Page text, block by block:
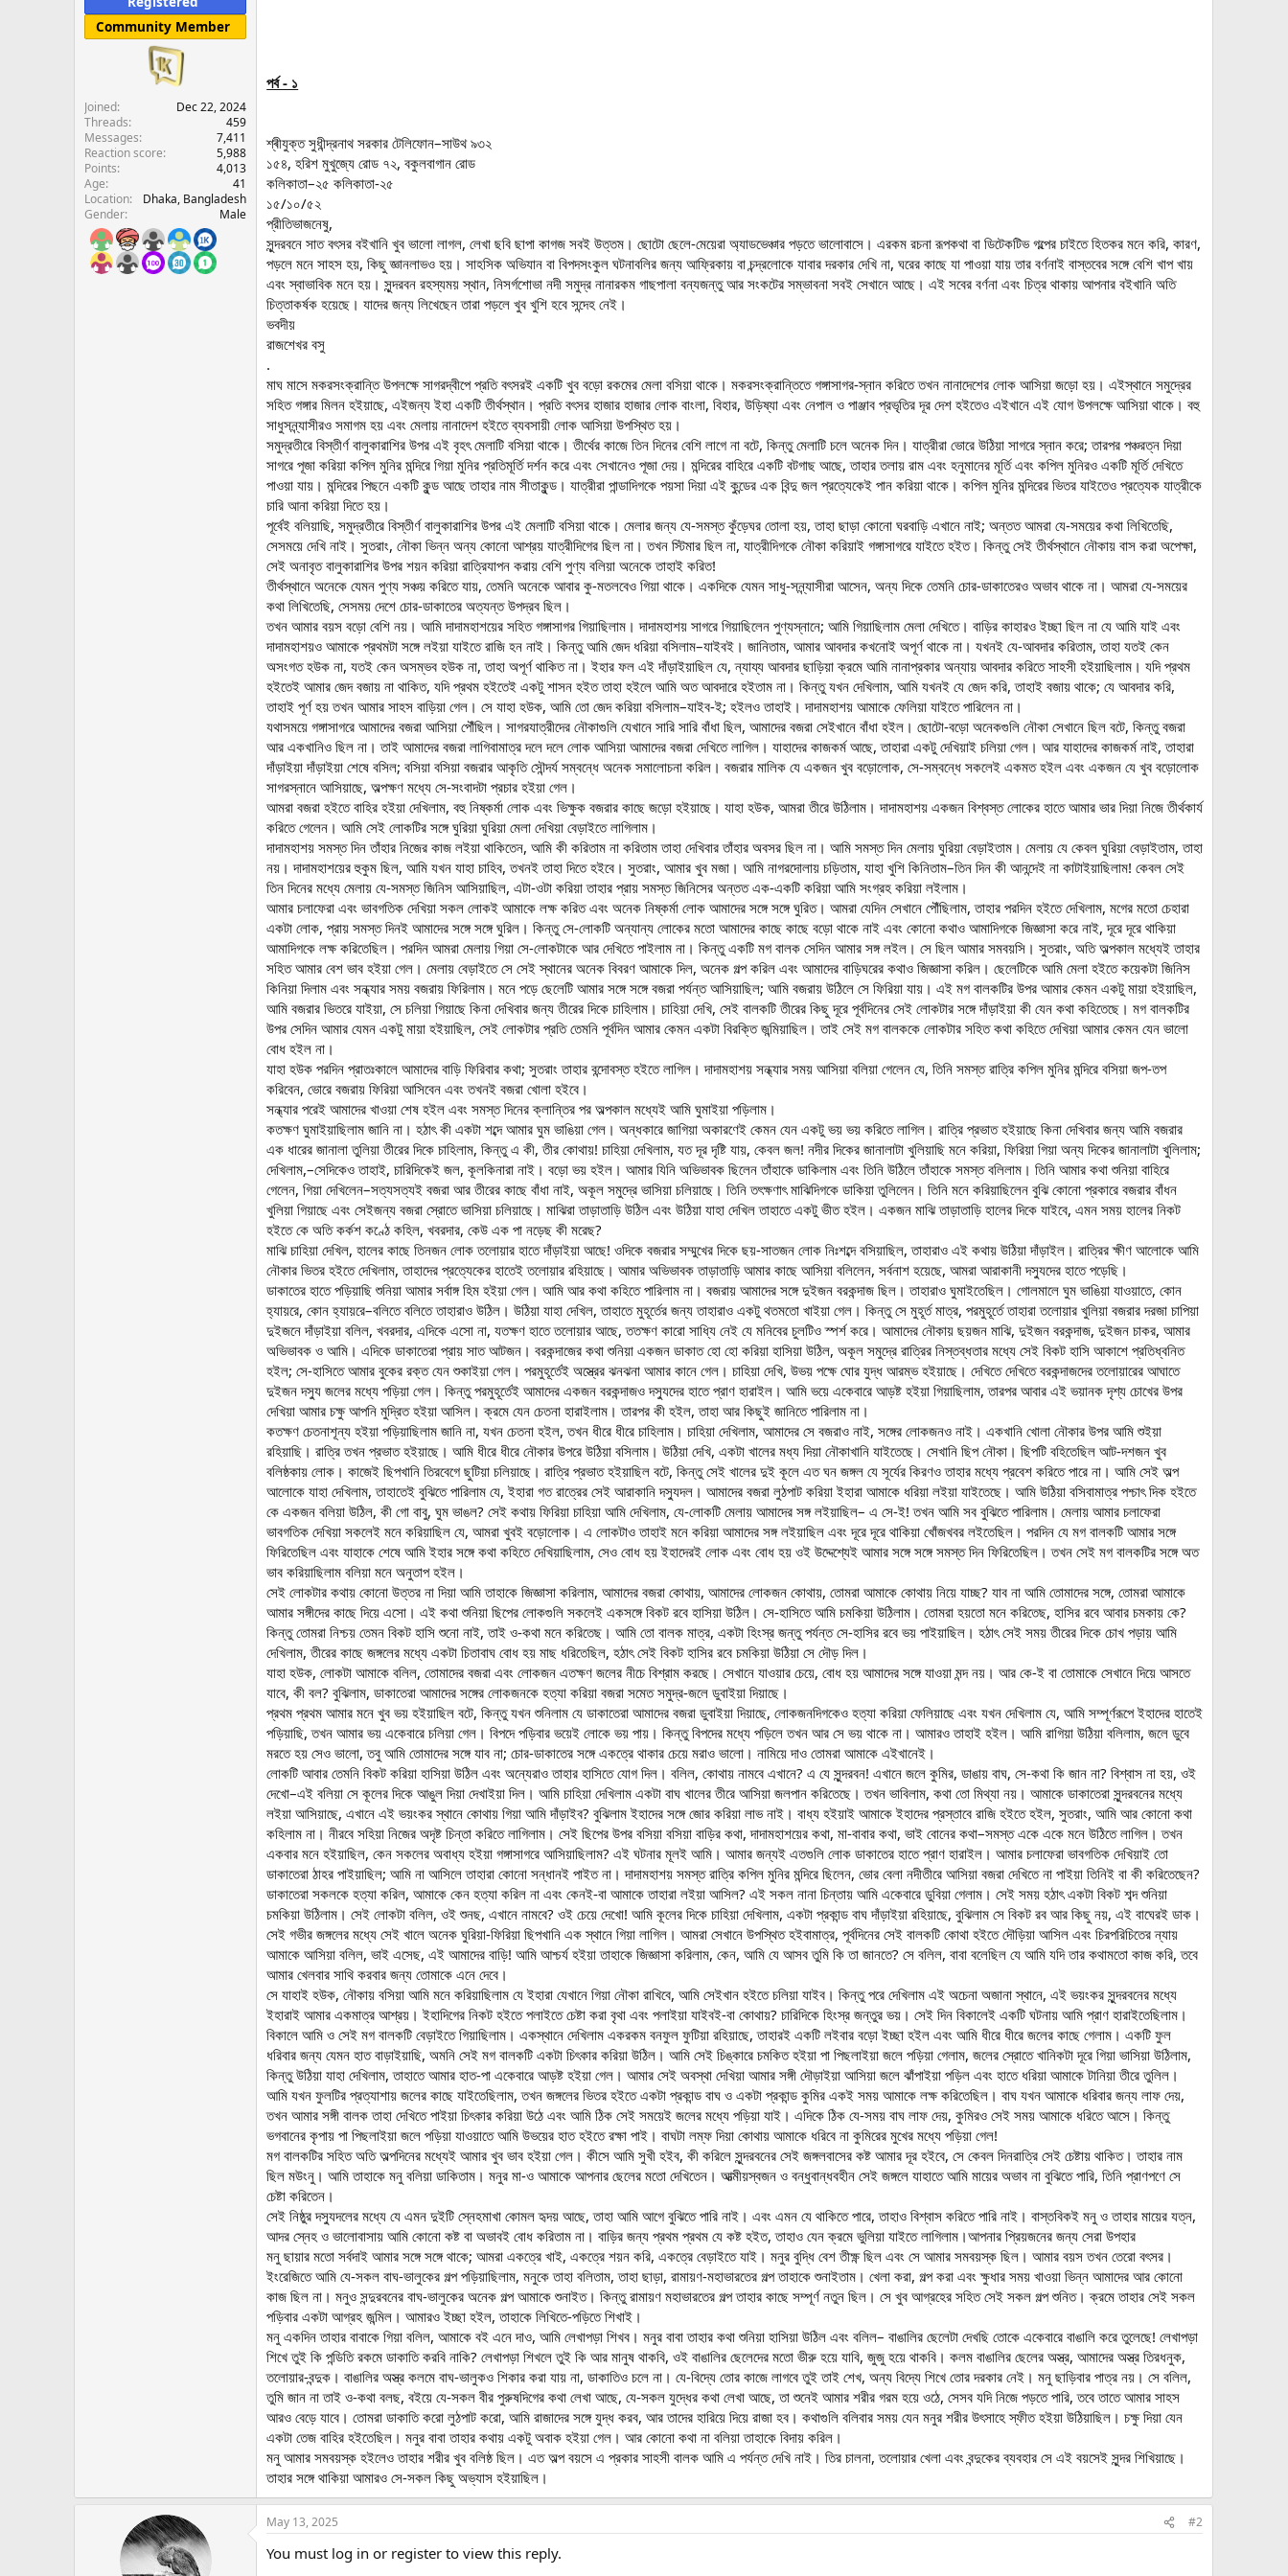
e
Community Member
Joined
Dec 22, 2024
Threads
459
Messages
7,411
Reaction score
5,988
Points
4,013
Age
41
Location
Dhaka, Bangladesh
Gender
Male
পর্ব - ১
শ্ৰীযুক্ত সুধীন্দ্রনাথ সরকার টেলিফোন–সাউথ ৯৩২
১৫৪, হরিশ মুখুজ্যে রোড ৭২, বকুলবাগান রোড
কলিকাতা–২৫ কলিকাতা-২৫
১৫/১০/৫২
প্রীতিভাজনেষু,
সুন্দরবনে সাত বৎসর বইখানি খুব ভালো লাগল, লেখা ছবি ছাপা কাগজ সবই উত্তম। ছোটো ছেলে-মেয়েরা অ্যাডভেঞ্চার পড়তে ভালোবাসে। এরকম রচনা রূপকথা বা ডিটেকটিভ গল্পের চাইতে হিতকর মনে করি, কারণ,
পড়লে মনে সাহস হয়, কিছু জ্ঞানলাভও হয়। সাহসিক অভিযান বা বিপদসংকুল ঘটনাবলির জন্য আফ্রিকায় বা চন্দ্রলোকে যাবার দরকার দেখি না, ঘরের কাছে যা পাওয়া যায় তার বর্ণনাই বাস্তবের সঙ্গে বেশি খাপ খায়
এবং স্বাভাবিক মনে হয়। সুন্দরবন রহস্যময় স্থান, নিসর্গশোভা নদী সমুদ্র নানারকম গাছপালা বন্যজন্তু আর সংকটের সম্ভাবনা সবই সেখানে আছে। এই সবের বর্ণনা এবং চিত্র থাকায় আপনার বইখানি অতি
চিত্তাকর্ষক হয়েছে। যাদের জন্য লিখেছেন তারা পড়লে খুব খুশি হবে সন্দেহ নেই।
ভবদীয়
রাজশেখর বসু
.
মাঘ মাসে মকরসংক্রান্তি উপলক্ষে সাগরদ্বীপে প্রতি বৎসরই একটি খুব বড়ো রকমের মেলা বসিয়া থাকে। মকরসংক্রান্তিতে গঙ্গাসাগর-স্নান করিতে তখন নানাদেশের লোক আসিয়া জড়ো হয়। এইস্থানে সমুদ্রের
সহিত গঙ্গার মিলন হইয়াছে, এইজন্য ইহা একটি তীর্থস্থান। প্রতি বৎসর হাজার হাজার লোক বাংলা, বিহার, উড়িষ্যা এবং নেপাল ও পাঞ্জাব প্রভৃতির দূর দেশ হইতেও এইখানে এই যোগ উপলক্ষে আসিয়া থাকে। বহু
সাধুসন্ন্যাসীরও সমাগম হয় এবং মেলায় নানাদেশ হইতে ব্যবসায়ী লোক আসিয়া উপস্থিত হয়।
সমুদ্রতীরে বিস্তীর্ণ বালুকারাশির উপর এই বৃহৎ মেলাটি বসিয়া থাকে। তীর্থের কাজে তিন দিনের বেশি লাগে না বটে, কিন্তু মেলাটি চলে অনেক দিন। যাত্রীরা ভোরে উঠিয়া সাগরে স্নান করে; তারপর পঞ্চরত্ন দিয়া
সাগরে পূজা করিয়া কপিল মুনির মন্দিরে গিয়া মুনির প্রতিমূর্তি দর্শন করে এবং সেখানেও পূজা দেয়। মন্দিরের বাহিরে একটি বটগাছ আছে, তাহার তলায় রাম এবং হনুমানের মূর্তি এবং কপিল মুনিরও একটি মূর্তি দেখিতে
পাওয়া যায়। মন্দিরের পিছনে একটি কুন্ড আছে তাহার নাম সীতাকুন্ড। যাত্রীরা পান্ডাদিগকে পয়সা দিয়া এই কুন্ডের এক বিন্দু জল প্রত্যেকেই পান করিয়া থাকে। কপিল মুনির মন্দিরের ভিতর যাইতেও প্রত্যেক যাত্রীকে
চারি আনা করিয়া দিতে হয়।
পূর্বেই বলিয়াছি, সমুদ্রতীরে বিস্তীর্ণ বালুকারাশির উপর এই মেলাটি বসিয়া থাকে। মেলার জন্য যে-সমস্ত কুঁড়েঘর তোলা হয়, তাহা ছাড়া কোনো ঘরবাড়ি এখানে নাই; অন্তত আমরা যে-সময়ের কথা লিখিতেছি,
সেসময়ে দেখি নাই। সুতরাং, নৌকা ভিন্ন অন্য কোনো আশ্রয় যাত্রীদিগের ছিল না। তখন স্টিমার ছিল না, যাত্রীদিগকে নৌকা করিয়াই গঙ্গাসাগরে যাইতে হইত। কিন্তু সেই তীর্থস্থানে নৌকায় বাস করা অপেক্ষা,
সেই অনাবৃত বালুকারাশির উপর শয়ন করিয়া রাত্রিযাপন করায় বেশি পুণ্য বলিয়া অনেকে তাহাই করিত!
তীর্থস্থানে অনেকে যেমন পুণ্য সঞ্চয় করিতে যায়, তেমনি অনেকে আবার কু-মতলবেও গিয়া থাকে। একদিকে যেমন সাধু-সন্ন্যাসীরা আসেন, অন্য দিকে তেমনি চোর-ডাকাতেরও অভাব থাকে না। আমরা যে-সময়ের
কথা লিখিতেছি, সেসময় দেশে চোর-ডাকাতের অত্যন্ত উপদ্রব ছিল।
তখন আমার বয়স বড়ো বেশি নয়। আমি দাদামহাশয়ের সহিত গঙ্গাসাগর গিয়াছিলাম। দাদামহাশয় সাগরে গিয়াছিলেন পুণ্যস্নানে; আমি গিয়াছিলাম মেলা দেখিতে। বাড়ির কাহারও ইচ্ছা ছিল না যে আমি যাই এবং
দাদামহাশয়ও আমাকে প্রথমটা সঙ্গে লইয়া যাইতে রাজি হন নাই। কিন্তু আমি জেদ ধরিয়া বসিলাম–যাইবই। জানিতাম, আমার আবদার কখনোই অপূর্ণ থাকে না। যখনই যে-আবদার করিতাম, তাহা যতই কেন
অসংগত হউক না, যতই কেন অসম্ভব হউক না, তাহা অপূর্ণ থাকিত না। ইহার ফল এই দাঁড়াইয়াছিল যে, ন্যায্য আবদার ছাড়িয়া ক্রমে আমি নানাপ্রকার অন্যায় আবদার করিতে সাহসী হইয়াছিলাম। যদি প্রথম
হইতেই আমার জেদ বজায় না থাকিত, যদি প্রথম হইতেই একটু শাসন হইত তাহা হইলে আমি অত আবদারে হইতাম না। কিন্তু যখন দেখিলাম, আমি যখনই যে জেদ করি, তাহাই বজায় থাকে; যে আবদার করি,
তাহাই পূর্ণ হয় তখন আমার সাহস বাড়িয়া গেল। সে যাহা হউক, আমি তো জেদ করিয়া বসিলাম–যাইব-ই; হইলও তাহাই। দাদামহাশয় আমাকে ফেলিয়া যাইতে পারিলেন না।
যথাসময়ে গঙ্গাসাগরে আমাদের বজরা আসিয়া পৌঁছিল। সাগরযাত্রীদের নৌকাগুলি যেখানে সারি সারি বাঁধা ছিল, আমাদের বজরা সেইখানে বাঁধা হইল। ছোটো-বড়ো অনেকগুলি নৌকা সেখানে ছিল বটে, কিন্তু বজরা
আর একখানিও ছিল না। তাই আমাদের বজরা লাগিবামাত্র দলে দলে লোক আসিয়া আমাদের বজরা দেখিতে লাগিল। যাহাদের কাজকর্ম আছে, তাহারা একটু দেখিয়াই চলিয়া গেল। আর যাহাদের কাজকর্ম নাই, তাহারা
দাঁড়াইয়া দাঁড়াইয়া শেষে বসিল; বসিয়া বসিয়া বজরার আকৃতি সৌন্দর্য সম্বন্ধে অনেক সমালোচনা করিল। বজরার মালিক যে একজন খুব বড়োলোক, সে-সম্বন্ধে সকলেই একমত হইল এবং একজন যে খুব বড়োলোক
সাগরস্নানে আসিয়াছে, অল্পক্ষণ মধ্যে সে-সংবাদটা প্রচার হইয়া গেল।
আমরা বজরা হইতে বাহির হইয়া দেখিলাম, বহু নিষ্কর্মা লোক এবং ভিক্ষুক বজরার কাছে জড়ো হইয়াছে। যাহা হউক, আমরা তীরে উঠিলাম। দাদামহাশয় একজন বিশ্বস্ত লোকের হাতে আমার ভার দিয়া নিজে তীর্থকার্য
করিতে গেলেন। আমি সেই লোকটির সঙ্গে ঘুরিয়া ঘুরিয়া মেলা দেখিয়া বেড়াইতে লাগিলাম।
দাদামহাশয় সমস্ত দিন তাঁহার নিজের কাজ লইয়া থাকিতেন, আমি কী করিতাম না করিতাম তাহা দেখিবার তাঁহার অবসর ছিল না। আমি সমস্ত দিন মেলায় ঘুরিয়া বেড়াইতাম। মেলায় যে কেবল ঘুরিয়া বেড়াইতাম, তাহা
নয়। দাদামহাশয়ের হুকুম ছিল, আমি যখন যাহা চাহিব, তখনই তাহা দিতে হইবে। সুতরাং, আমার খুব মজা। আমি নাগরদোলায় চড়িতাম, যাহা খুশি কিনিতাম–তিন দিন কী আনন্দেই না কাটাইয়াছিলাম! কেবল সেই
তিন দিনের মধ্যে মেলায় যে-সমস্ত জিনিস আসিয়াছিল, এটা-ওটা করিয়া তাহার প্রায় সমস্ত জিনিসের অন্তত এক-একটি করিয়া আমি সংগ্রহ করিয়া লইলাম।
আমার চলাফেরা এবং ভাবগতিক দেখিয়া সকল লোকই আমাকে লক্ষ করিত এবং অনেক নিষ্কর্মা লোক আমাদের সঙ্গে সঙ্গে ঘুরিত। আমরা যেদিন সেখানে পৌঁছিলাম, তাহার পরদিন হইতে দেখিলাম, মগের মতো চেহারা
একটা লোক, প্রায় সমস্ত দিনই আমাদের সঙ্গে সঙ্গে ঘুরিল। কিন্তু সে-লোকটি অন্যান্য লোকের মতো আমাদের কাছে কাছে বড়ো থাকে নাই এবং কোনো কথাও আমাদিগকে জিজ্ঞাসা করে নাই, দূরে দূরে থাকিয়া
আমাদিগকে লক্ষ করিতেছিল। পরদিন আমরা মেলায় গিয়া সে-লোকটাকে আর দেখিতে পাইলাম না। কিন্তু একটি মগ বালক সেদিন আমার সঙ্গ লইল। সে ছিল আমার সমবয়সি। সুতরাং, অতি অল্পকাল মধ্যেই তাহার
সহিত আমার বেশ ভাব হইয়া গেল। মেলায় বেড়াইতে সে সেই স্থানের অনেক বিবরণ আমাকে দিল, অনেক গল্প করিল এবং আমাদের বাড়িঘরের কথাও জিজ্ঞাসা করিল। ছেলেটিকে আমি মেলা হইতে কয়েকটা জিনিস
কিনিয়া দিলাম এবং সন্ধ্যার সময় বজরায় ফিরিলাম। মনে পড়ে ছেলেটি আমার সঙ্গে সঙ্গে বজরা পর্যন্ত আসিয়াছিল; আমি বজরায় উঠিলে সে ফিরিয়া যায়। এই মগ বালকটির উপর আমার কেমন একটু মায়া হইয়াছিল,
আমি বজরার ভিতরে যাইয়া, সে চলিয়া গিয়াছে কিনা দেখিবার জন্য তীরের দিকে চাহিলাম। চাহিয়া দেখি, সেই বালকটি তীরের কিছু দূরে পূর্বদিনের সেই লোকটার সঙ্গে দাঁড়াইয়া কী যেন কথা কহিতেছে। মগ বালকটির
উপর সেদিন আমার যেমন একটু মায়া হইয়াছিল, সেই লোকটার প্রতি তেমনি পূর্বদিন আমার কেমন একটা বিরক্তি জন্মিয়াছিল। তাই সেই মগ বালককে লোকটার সহিত কথা কহিতে দেখিয়া আমার কেমন যেন ভালো
বোধ হইল না।
যাহা হউক পরদিন প্রাতঃকালে আমাদের বাড়ি ফিরিবার কথা; সুতরাং তাহার বন্দোবস্ত হইতে লাগিল। দাদামহাশয় সন্ধ্যার সময় আসিয়া বলিয়া গেলেন যে, তিনি সমস্ত রাত্রি কপিল মুনির মন্দিরে বসিয়া জপ-তপ
করিবেন, ভোরে বজরায় ফিরিয়া আসিবেন এবং তখনই বজরা খোলা হইবে।
সন্ধ্যার পরেই আমাদের খাওয়া শেষ হইল এবং সমস্ত দিনের ক্লান্তির পর অল্পকাল মধ্যেই আমি ঘুমাইয়া পড়িলাম।
কতক্ষণ ঘুমাইয়াছিলাম জানি না। হঠাৎ কী একটা শব্দে আমার ঘুম ভাঙিয়া গেল। অন্ধকারে জাগিয়া অকারণেই কেমন যেন একটু ভয় ভয় করিতে লাগিল। রাত্রি প্রভাত হইয়াছে কিনা দেখিবার জন্য আমি বজরার
এক ধারের জানালা তুলিয়া তীরের দিকে চাহিলাম, কিন্তু এ কী, তীর কোথায়! চাহিয়া দেখিলাম, যত দূর দৃষ্টি যায়, কেবল জল! নদীর দিকের জানালাটা খুলিয়াছি মনে করিয়া, ফিরিয়া গিয়া অন্য দিকের জানালাটা খুলিলাম;
দেখিলাম,–সেদিকেও তাহাই, চারিদিকেই জল, কূলকিনারা নাই। বড়ো ভয় হইল। আমার যিনি অভিভাবক ছিলেন তাঁহাকে ডাকিলাম এবং তিনি উঠিলে তাঁহাকে সমস্ত বলিলাম। তিনি আমার কথা শুনিয়া বাহিরে
গেলেন, গিয়া দেখিলেন–সত্যসত্যই বজরা আর তীরের কাছে বাঁধা নাই, অকূল সমুদ্রে ভাসিয়া চলিয়াছে। তিনি তৎক্ষণাৎ মাঝিদিগকে ডাকিয়া তুলিলেন। তিনি মনে করিয়াছিলেন বুঝি কোনো প্রকারে বজরার বাঁধন
খুলিয়া গিয়াছে এবং সেইজন্য বজরা স্রোতে ভাসিয়া চলিয়াছে। মাঝিরা তাড়াতাড়ি উঠিল এবং উঠিয়া যাহা দেখিল তাহাতে একটু ভীত হইল। একজন মাঝি তাড়াতাড়ি হালের দিকে যাইবে, এমন সময় হালের নিকট
হইতে কে অতি কর্কশ কণ্ঠে কহিল, খবরদার, কেউ এক পা নড়েছ কী মরেছ?
মাঝি চাহিয়া দেখিল, হালের কাছে তিনজন লোক তলোয়ার হাতে দাঁড়াইয়া আছে! ওদিকে বজরার সম্মুখের দিকে ছয়-সাতজন লোক নিঃশব্দে বসিয়াছিল, তাহারাও এই কথায় উঠিয়া দাঁড়াইল। রাত্রির ক্ষীণ আলোকে আমি
নৌকার ভিতর হইতে দেখিলাম, তাহাদের প্রত্যেকের হাতেই তলোয়ার রহিয়াছে। আমার অভিভাবক তাড়াতাড়ি আমার কাছে আসিয়া বলিলেন, সর্বনাশ হয়েছে, আমরা আরাকানী দস্যুদের হাতে পড়েছি।
ডাকাতের হাতে পড়িয়াছি শুনিয়া আমার সর্বাঙ্গ হিম হইয়া গেল। আমি আর কথা কহিতে পারিলাম না। বজরায় আমাদের সঙ্গে দুইজন বরকন্দাজ ছিল। তাহারাও ঘুমাইতেছিল। গোলমালে ঘুম ভাঙিয়া যাওয়াতে, কোন
হ্যায়রে, কোন হ্যায়রে–বলিতে বলিতে তাহারাও উঠিল। উঠিয়া যাহা দেখিল, তাহাতে মুহূর্তের জন্য তাহারাও একটু থতমতো খাইয়া গেল। কিন্তু সে মুহূর্ত মাত্র, পরমুহূর্তে তাহারা তলোয়ার খুলিয়া বজরার দরজা চাপিয়া
দুইজনে দাঁড়াইয়া বলিল, খবরদার, এদিকে এসো না, যতক্ষণ হাতে তলোয়ার আছে, ততক্ষণ কারো সাধ্যি নেই যে মনিবের চুলটিও স্পর্শ করে। আমাদের নৌকায় ছয়জন মাঝি, দুইজন বরকন্দাজ, দুইজন চাকর, আমার
অভিভাবক ও আমি। এদিকে ডাকাতেরা প্রায় সাত আটজন। বরকন্দাজের কথা শুনিয়া একজন ডাকাত হো হো করিয়া হাসিয়া উঠিল, অকূল সমুদ্রে রাত্রির নিস্তব্ধতার মধ্যে সেই বিকট হাসি আকাশে প্রতিধ্বনিত
হইল; সে-হাসিতে আমার বুকের রক্ত যেন শুকাইয়া গেল। পরমুহূর্তেই অস্ত্রের ঝনঝনা আমার কানে গেল। চাহিয়া দেখি, উভয় পক্ষে ঘোর যুদ্ধ আরম্ভ হইয়াছে। দেখিতে দেখিতে বরকন্দাজদের তলোয়ারের আঘাতে
দুইজন দস্যু জলের মধ্যে পড়িয়া গেল। কিন্তু পরমুহূর্তেই আমাদের একজন বরকন্দাজও দস্যুদের হাতে প্রাণ হারাইল। আমি ভয়ে একেবারে আড়ষ্ট হইয়া গিয়াছিলাম, তারপর আবার এই ভয়ানক দৃশ্য চোখের উপর
দেখিয়া আমার চক্ষু আপনি মুদ্রিত হইয়া আসিল। ক্রমে যেন চেতনা হারাইলাম। তারপর কী হইল, তাহা আর কিছুই জানিতে পারিলাম না।
কতক্ষণ চেতনাশূন্য হইয়া পড়িয়াছিলাম জানি না, যখন চেতনা হইল, তখন ধীরে ধীরে চাহিলাম। চাহিয়া দেখিলাম, আমাদের সে বজরাও নাই, সঙ্গের লোকজনও নাই। একখানি খোলা নৌকার উপর আমি শুইয়া
রহিয়াছি। রাত্রি তখন প্রভাত হইয়াছে। আমি ধীরে ধীরে নৌকার উপরে উঠিয়া বসিলাম। উঠিয়া দেখি, একটা খালের মধ্য দিয়া নৌকাখানি যাইতেছে। সেখানি ছিপ নৌকা। ছিপটি বহিতেছিল আট-দশজন খুব
বলিষ্ঠকায় লোক। কাজেই ছিপখানি তিরবেগে ছুটিয়া চলিয়াছে। রাত্রি প্রভাত হইয়াছিল বটে, কিন্তু সেই খালের দুই কূলে এত ঘন জঙ্গল যে সূর্যের কিরণও তাহার মধ্যে প্রবেশ করিতে পারে না। আমি সেই অল্প
আলোকে যাহা দেখিলাম, তাহাতেই বুঝিতে পারিলাম যে, ইহারা গত রাত্রের সেই আরাকানি দস্যুদল। আমাদের বজরা লুঠপাট করিয়া ইহারা আমাকে ধরিয়া লইয়া যাইতেছে। আমি উঠিয়া বসিবামাত্র পশ্চাৎ দিক হইতে
কে একজন বলিয়া উঠিল, কী গো বাবু, ঘুম ভাঙল? সেই কথায় ফিরিয়া চাহিয়া আমি দেখিলাম, যে-লোকটি মেলায় আমাদের সঙ্গ লইয়াছিল– এ সে-ই! তখন আমি সব বুঝিতে পারিলাম। মেলায় আমার চলাফেরা
ভাবগতিক দেখিয়া সকলেই মনে করিয়াছিল যে, আমরা খুবই বড়োলোক। এ লোকটাও তাহাই মনে করিয়া আমাদের সঙ্গ লইয়াছিল এবং দূরে দূরে থাকিয়া খোঁজখবর লইতেছিল। পরদিন যে মগ বালকটি আমার সঙ্গে
ফিরিতেছিল এবং যাহাকে শেষে আমি ইহার সঙ্গে কথা কহিতে দেখিয়াছিলাম, সেও বোধ হয় ইহাদেরই লোক এবং বোধ হয় ওই উদ্দেশ্যেই আমার সঙ্গে সঙ্গে সমস্ত দিন ফিরিতেছিল। তখন সেই মগ বালকটির সঙ্গে অত
ভাব করিয়াছিলাম বলিয়া মনে অনুতাপ হইল।
সেই লোকটার কথায় কোনো উত্তর না দিয়া আমি তাহাকে জিজ্ঞাসা করিলাম, আমাদের বজরা কোথায়, আমাদের লোকজন কোথায়, তোমরা আমাকে কোথায় নিয়ে যাচ্ছ? যাব না আমি তোমাদের সঙ্গে, তোমরা আমাকে
আমার সঙ্গীদের কাছে দিয়ে এসো। এই কথা শুনিয়া ছিপের লোকগুলি সকলেই একসঙ্গে বিকট রবে হাসিয়া উঠিল। সে-হাসিতে আমি চমকিয়া উঠিলাম। তোমরা হয়তো মনে করিতেছ, হাসির রবে আবার চমকায় কে?
কিন্তু তোমরা নিশ্চয় তেমন বিকট হাসি শুনো নাই, তাই ও-কথা মনে করিতেছ। আমি তো বালক মাত্র, একটা হিংস্র জন্তু পর্যন্ত সে-হাসির রবে ভয় পাইয়াছিল। হঠাৎ সেই সময় তীরের দিকে চোখ পড়ায় আমি
দেখিলাম, তীরের কাছে জঙ্গলের মধ্যে একটা চিতাবাঘ বোধ হয় মাছ ধরিতেছিল, হঠাৎ সেই বিকট হাসির রবে চমকিয়া উঠিয়া সে দৌড় দিল।
যাহা হউক, লোকটা আমাকে বলিল, তোমাদের বজরা এবং লোকজন এতক্ষণ জলের নীচে বিশ্রাম করছে। সেখানে যাওয়ার চেয়ে, বোধ হয় আমাদের সঙ্গে যাওয়া মন্দ নয়। আর কে-ই বা তোমাকে সেখানে দিয়ে আসতে
যাবে, কী বল? বুঝিলাম, ডাকাতেরা আমাদের সঙ্গের লোকজনকে হত্যা করিয়া বজরা সমেত সমুদ্র-জলে ডুবাইয়া দিয়াছে।
প্রথম প্রথম আমার মনে খুব ভয় হইয়াছিল বটে, কিন্তু যখন শুনিলাম যে ডাকাতেরা আমাদের বজরা ডুবাইয়া দিয়াছে, লোকজনদিগকেও হত্যা করিয়া ফেলিয়াছে এবং যখন দেখিলাম যে, আমি সম্পূর্ণরূপে ইহাদের হাতেই
পড়িয়াছি, তখন আমার ভয় একেবারে চলিয়া গেল। বিপদে পড়িবার ভয়েই লোকে ভয় পায়। কিন্তু বিপদের মধ্যে পড়িলে তখন আর সে ভয় থাকে না। আমারও তাহাই হইল। আমি রাগিয়া উঠিয়া বলিলাম, জলে ডুবে
মরতে হয় সেও ভালো, তবু আমি তোমাদের সঙ্গে যাব না; চোর-ডাকাতের সঙ্গে একত্রে থাকার চেয়ে মরাও ভালো। নামিয়ে দাও তোমরা আমাকে এইখানেই।
লোকটি আবার তেমনি বিকট করিয়া হাসিয়া উঠিল এবং অন্যেরাও তাহার হাসিতে যোগ দিল। বলিল, কোথায় নামবে এখানে? এ যে সুন্দরবন! এখানে জলে কুমির, ডাঙায় বাঘ, সে-কথা কি জান না? বিশ্বাস না হয়, ওই
দেখো–এই বলিয়া সে কূলের দিকে আঙুল দিয়া দেখাইয়া দিল। আমি চাহিয়া দেখিলাম একটা বাঘ খালের তীরে আসিয়া জলপান করিতেছে। তখন ভাবিলাম, কথা তো মিথ্যা নয়। আমাকে ডাকাতেরা সুন্দরবনের মধ্যে
লইয়া আসিয়াছে, এখানে এই ভয়ংকর স্থানে কোথায় গিয়া আমি দাঁড়াইব? বুঝিলাম ইহাদের সঙ্গে জোর করিয়া লাভ নাই। বাধ্য হইয়াই আমাকে ইহাদের প্রস্তাবে রাজি হইতে হইল, সুতরাং, আমি আর কোনো কথা
কহিলাম না। নীরবে সহিয়া নিজের অদৃষ্ট চিন্তা করিতে লাগিলাম। সেই ছিপের উপর বসিয়া বসিয়া বাড়ির কথা, দাদামহাশয়ের কথা, মা-বাবার কথা, ভাই বোনের কথা–সমস্ত একে একে মনে উঠিতে লাগিল। তখন
একবার মনে হইয়াছিল, কেন সকলের অবাধ্য হইয়া গঙ্গাসাগরে আসিয়াছিলাম? এই ঘটনার মূলই আমি। আমার জন্যই এতগুলি লোক ডাকাতের হাতে প্রাণ হারাইল। আমার চলাফেরা ভাবগতিক দেখিয়াই তো
ডাকাতেরা ঠাহর পাইয়াছিল; আমি না আসিলে তাহারা কোনো সন্ধানই পাইত না। দাদামহাশয় সমস্ত রাত্রি কপিল মুনির মন্দিরে ছিলেন, ভোর বেলা নদীতীরে আসিয়া বজরা দেখিতে না পাইয়া তিনিই বা কী করিতেছেন?
ডাকাতেরা সকলকে হত্যা করিল, আমাকে কেন হত্যা করিল না এবং কেনই-বা আমাকে তাহারা লইয়া আসিল? এই সকল নানা চিন্তায় আমি একেবারে ডুবিয়া গেলাম। সেই সময় হঠাৎ একটা বিকট শব্দ শুনিয়া
চমকিয়া উঠিলাম। সেই লোকটা বলিল, ওই শুনছ, এখানে নামবে? ওই চেয়ে দেখো! আমি কূলের দিকে চাহিয়া দেখিলাম, একটা প্রকান্ড বাঘ দাঁড়াইয়া রহিয়াছে, বুঝিলাম সে বিকট রব আর কিছু নয়, এই বাঘেরই ডাক।
সেই গভীর জঙ্গলের মধ্যে সেই খালে অনেক ঘুরিয়া-ফিরিয়া ছিপখানি এক স্থানে গিয়া লাগিল। আমরা সেখানে উপস্থিত হইবামাত্র, পূর্বদিনের সেই বালকটি কোথা হইতে দৌড়িয়া আসিল এবং চিরপরিচিতের ন্যায়
আমাকে আসিয়া বলিল, ভাই এসেছ, এই আমাদের বাড়ি! আমি আশ্চর্য হইয়া তাহাকে জিজ্ঞাসা করিলাম, কেন, আমি যে আসব তুমি কি তা জানতে? সে বলিল, বাবা বলেছিল যে আমি যদি তার কথামতো কাজ করি, তবে
আমার খেলবার সাথি করবার জন্য তোমাকে এনে দেবে।
সে যাহাই হউক, নৌকায় বসিয়া আমি মনে করিয়াছিলাম যে ইহারা যেখানে গিয়া নৌকা রাখিবে, আমি সেইখান হইতে চলিয়া যাইব। কিন্তু পরে দেখিলাম এই অচেনা অজানা স্থানে, এই ভয়ংকর সুন্দরবনের মধ্যে
ইহারাই আমার একমাত্র আশ্রয়। ইহাদিগের নিকট হইতে পলাইতে চেষ্টা করা বৃথা এবং পলাইয়া যাইবই-বা কোথায়? চারিদিকে হিংস্র জন্তুর ভয়। সেই দিন বিকালেই একটি ঘটনায় আমি প্রাণ হারাইতেছিলাম।
বিকালে আমি ও সেই মগ বালকটি বেড়াইতে গিয়াছিলাম। একস্থানে দেখিলাম একরকম বনফুল ফুটিয়া রহিয়াছে, তাহারই একটি লইবার বড়ো ইচ্ছা হইল এবং আমি ধীরে ধীরে জলের কাছে গেলাম। একটি ফুল
ধরিবার জন্য যেমন হাত বাড়াইয়াছি, অমনি সেই মগ বালকটি একটা চিৎকার করিয়া উঠিল। আমি সেই চিঙ্কারে চমকিত হইয়া পা পিছলাইয়া জলে পড়িয়া গেলাম, জলের স্রোতে খানিকটা দূরে গিয়া ভাসিয়া উঠিলাম,
কিন্তু উঠিয়া যাহা দেখিলাম, তাহাতে আমার হাত-পা একেবারে আড়ষ্ট হইয়া গেল। আমার সেই অবস্থা দেখিয়া আমার সঙ্গী দৌড়াইয়া আসিয়া জলে ঝাঁপাইয়া পড়িল এবং হাতে ধরিয়া আমাকে টানিয়া তীরে তুলিল।
আমি যখন ফুলটির প্রত্যাশায় জলের কাছে যাইতেছিলাম, তখন জঙ্গলের ভিতর হইতে একটা প্রকান্ড বাঘ ও একটা প্রকান্ড কুমির একই সময় আমাকে লক্ষ করিতেছিল। বাঘ যখন আমাকে ধরিবার জন্য লাফ দেয়,
তখন আমার সঙ্গী বালক তাহা দেখিতে পাইয়া চিৎকার করিয়া উঠে এবং আমি ঠিক সেই সময়েই জলের মধ্যে পড়িয়া যাই। এদিকে ঠিক যে-সময় বাঘ লাফ দেয়, কুমিরও সেই সময় আমাকে ধরিতে আসে। কিন্তু
ভগবানের কৃপায় পা পিছলাইয়া জলে পড়িয়া যাওয়াতে আমি উভয়ের হাত হইতে রক্ষা পাই। বাঘটা লম্ফ দিয়া কোথায় আমাকে ধরিবে না কুমিরের মুখের মধ্যে পড়িয়া গেল!
মগ বালকটির সহিত অতি অল্পদিনের মধ্যেই আমার খুব ভাব হইয়া গেল। কীসে আমি সুখী হইব, কী করিলে সুন্দরবনের সেই জঙ্গলবাসের কষ্ট আমার দূর হইবে, সে কেবল দিনরাত্রি সেই চেষ্টায় থাকিত। তাহার নাম
ছিল মউংনু। আমি তাহাকে মনু বলিয়া ডাকিতাম। মনুর মা-ও আমাকে আপনার ছেলের মতো দেখিতেন। আত্মীয়স্বজন ও বন্ধুবান্ধবহীন সেই জঙ্গলে যাহাতে আমি মায়ের অভাব না বুঝিতে পারি, তিনি প্রাণপণে সে
চেষ্টা করিতেন।
সেই নিষ্ঠুর দস্যুদলের মধ্যে যে এমন দুইটি স্নেহমাখা কোমল হৃদয় আছে, তাহা আমি আগে বুঝিতে পারি নাই। এবং এমন যে থাকিতে পারে, তাহাও বিশ্বাস করিতে পারি নাই। বাস্তবিকই মনু ও তাহার মায়ের যত্ন,
আদর স্নেহ ও ভালোবাসায় আমি কোনো কষ্ট বা অভাবই বোধ করিতাম না। বাড়ির জন্য প্রথম প্রথম যে কষ্ট হইত, তাহাও যেন ক্রমে ভুলিয়া যাইতে লাগিলাম।আপনার প্রিয়জনের জন্য সেরা উপহার
মনু ছায়ার মতো সর্বদাই আমার সঙ্গে সঙ্গে থাকে; আমরা একত্রে খাই, একত্রে শয়ন করি, একত্রে বেড়াইতে যাই। মনুর বুদ্ধি বেশ তীক্ষ্ণ ছিল এবং সে আমার সমবয়স্ক ছিল। আমার বয়স তখন তেরো বৎসর।
ইংরেজিতে আমি যে-সকল বাঘ-ভালুকের গল্প পড়িয়াছিলাম, মনুকে তাহা বলিতাম, তাহা ছাড়া, রামায়ণ-মহাভারতের গল্প তাহাকে শুনাইতাম। খেলা করা, গল্প করা এবং ক্ষুধার সময় খাওয়া ভিন্ন আমাদের আর কোনো
কাজ ছিল না। মনুও সন্দুরবনের বাঘ-ভালুকের অনেক গল্প আমাকে শুনাইত। কিন্তু রামায়ণ মহাভারতের গল্প তাহার কাছে সম্পূর্ণ নতুন ছিল। সে খুব আগ্রহের সহিত সেই সকল গল্প শুনিত। ক্রমে তাহার সেই সকল
পড়িবার একটা আগ্রহ জন্মিল। আমারও ইচ্ছা হইল, তাহাকে লিখিতে-পড়িতে শিখাই।
মনু একদিন তাহার বাবাকে গিয়া বলিল, আমাকে বই এনে দাও, আমি লেখাপড়া শিখব। মনুর বাবা তাহার কথা শুনিয়া হাসিয়া উঠিল এবং বলিল– বাঙালির ছেলেটা দেখছি তোকে একেবারে বাঙালি করে তুলেছে! লেখাপড়া
শিখে তুই কি পন্ডিতি রকমে ডাকাতি করবি নাকি? লেখাপড়া শিখলে তুই কি আর মানুষ থাকবি, ওই বাঙালির ছেলেদের মতো ভীরু হয়ে যাবি, জুজু হয়ে থাকবি। কলম বাঙালির ছেলের অস্ত্র, আমাদের অস্ত্র তিরধনুক,
তলোয়ার-বন্দুক। বাঙালির অস্ত্র কলমে বাঘ-ভালুকও শিকার করা যায় না, ডাকাতিও চলে না। যে-বিদ্যে তোর কাজে লাগবে তুই তাই শেখ, অন্য বিদ্যে শিখে তোর দরকার নেই। মনু ছাড়িবার পাত্র নয়। সে বলিল,
তুমি জান না তাই ও-কথা বলছ, বইয়ে যে-সকল বীর পুরুষদিগের কথা লেখা আছে, যে-সকল যুদ্ধের কথা লেখা আছে, তা শুনেই আমার শরীর গরম হয়ে ওঠে, সেসব যদি নিজে পড়তে পারি, তবে তাতে আমার সাহস
আরও বেড়ে যাবে। তোমরা ডাকাতি করো লুঠপাট করো, আমি রাজাদের সঙ্গে যুদ্ধ করব, আর তাদের হারিয়ে দিয়ে রাজা হব। কথাগুলি বলিবার সময় যেন মনুর শরীর উৎসাহে স্ফীত হইয়া উঠিয়াছিল। চক্ষু দিয়া যেন
একটা তেজ বাহির হইতেছিল। মনুর বাবা তাহার কথায় একটু অবাক হইয়া গেল। আর কোনো কথা না বলিয়া তাহাকে বিদায় করিল।
মনু আমার সমবয়স্ক হইলেও তাহার শরীর খুব বলিষ্ঠ ছিল। এত অল্প বয়সে এ প্রকার সাহসী বালক আমি এ পর্যন্ত দেখি নাই। তির চালনা, তলোয়ার খেলা এবং বন্দুকের ব্যবহার সে এই বয়সেই সুন্দর শিখিয়াছে।
তাহার সঙ্গে থাকিয়া আমারও সে-সকল কিছু অভ্যাস হইয়াছিল।
May 13, 2025 #2
You must log in or register to view this reply.